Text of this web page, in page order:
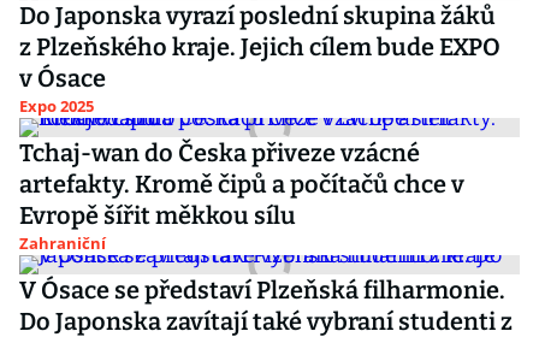
Do Japonska vyrazí poslední skupina žáků
z Plzeňského kraje. Jejich cílem bude EXPO
v Ósace
Expo 2025
Tchaj-wan do Česka přiveze vzácné
artefakty. Kromě čipů a počítačů chce v
Evropě šířit měkkou sílu
Zahraniční
V Ósace se představí Plzeňská filharmonie.
Do Japonska zavítají také vybraní studenti z